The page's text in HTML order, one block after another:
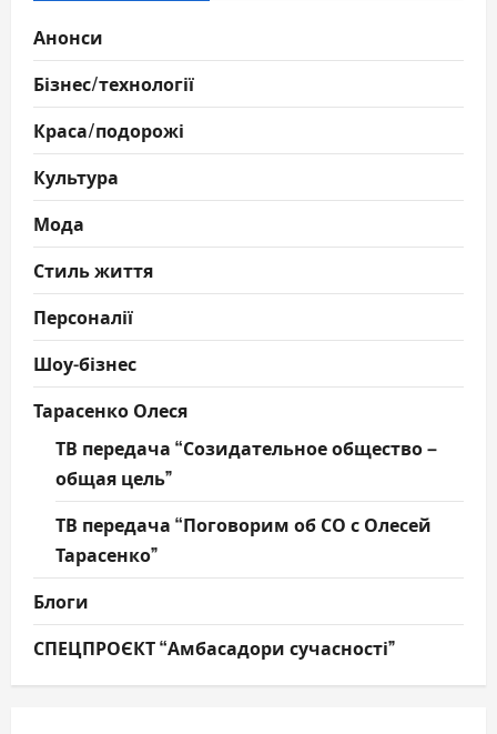
Анонси
Бізнес/технології
Краса/подорожі
Культура
Мода
Стиль життя
Персоналії
Шоу-бізнес
Тарасенко Олеся
ТВ передача “Созидательное общество –
общая цель”
ТВ передача “Поговорим об СО с Олесей
Тарасенко”
Блоги
СПЕЦПРОЄКТ “Амбасадори сучасності”